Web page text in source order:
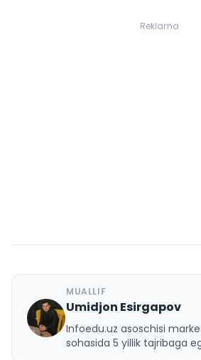
Reklama
U
MUALLIF
Umidjon Esirgapov
Infoedu.uz asoschisi
sohasida 5 yillik tajribaga